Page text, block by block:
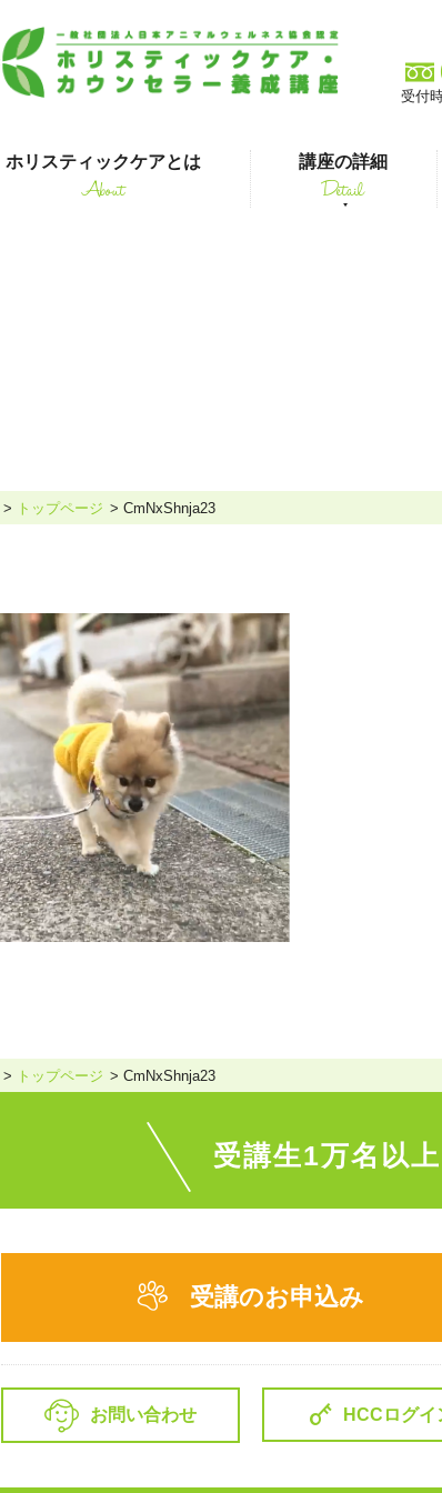
ホリスティックケアとは
About
講座の詳細
Detail
ホリスティックケア・カウンセラー養成講座
受付
トップページ CmNxShnja23
トップページ CmNxShnja23
受講生1万名以上
受講のお申込み
お問い合わせ HCCログイ